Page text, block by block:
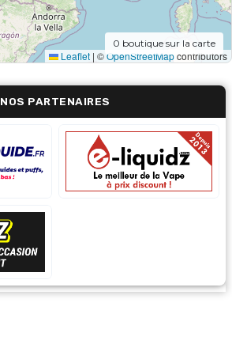
Leaflet | ©OpenStreetMapcontributors
0 boutique sur la carte
NOS PARTENAIRES